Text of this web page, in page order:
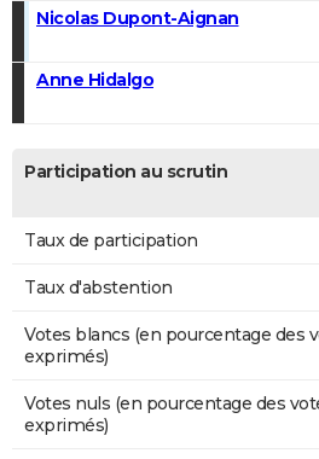
Nicolas Dupont-Aignan
Anne Hidalgo
Participation au scrutin
Taux de participation
Taux d'abstention
Votes blancs (en pourcentage des
exprimés)
Votes nuls (en pourcentage des
exprimés)